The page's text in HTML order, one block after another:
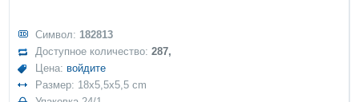
Символ: 182813
Доступное количество:287,
Цена: войдите
Размер: 18x5,5x5,5 cm